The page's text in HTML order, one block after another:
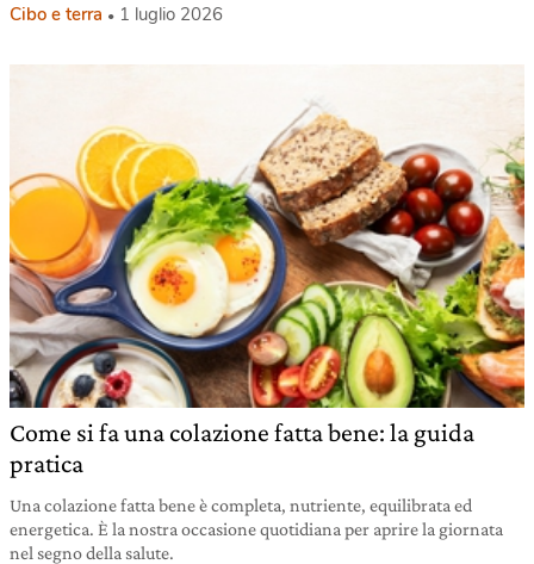
Cibo e terra 1 luglio 2026
Come si fa una colazione fatta bene: la guida
pratica
Una colazione fatta bene è completa, nutriente, equilibrata ed
energetica. È la nostra occasione quotidiana per aprire la giornata
nel segno della salute.